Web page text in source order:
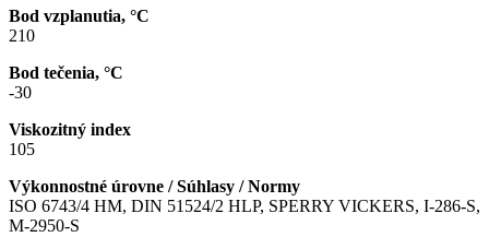
Bod vzplanutia, °C
210
Bod tečenia, °C
-30
Viskozitný index
105
Výkonnostné úrovne / Súhlasy / Normy
ISO 6743/4 HM, DIN 51524/2 HLP, SPERRY VICKERS, I-286-S,
M-2950-S